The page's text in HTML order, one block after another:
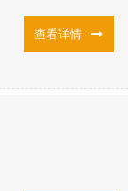
查看详情